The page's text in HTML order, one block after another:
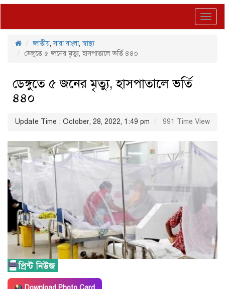
জাতীয়,সারা বাংলা,স্বাস্থ্য
ডেঙ্গুতে ৫ জনের মৃত্যু, হাসপাতালে ভর্তি ৪৪০
ডেঙ্গুতে ৫ জনের মৃত্যু, হাসপাতালে ভর্তি
৪৪০
Update Time : October, 28, 2022, 1:49 pm 991 Time View